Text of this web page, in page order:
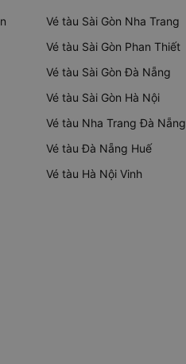
Vé tàu Sài Gòn Nha Trang
Vé tàu Sài Gòn Phan Thiết
Vé tàu Sài Gòn Đà Nẵng
Vé tàu Sài Gòn Hà Nội
Vé tàu Nha Trang Đà Nẵng
Vé tàu Đà Nẵng Huế
Vé tàu Hà Nội Vinh